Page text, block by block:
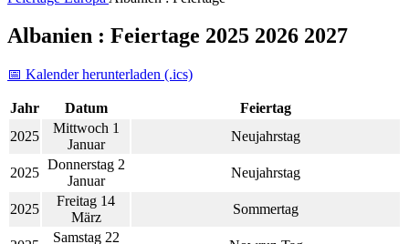
Albanien : Feiertage 2025 2026 2027
📅 Kalender herunterladen (.ics)
Jahr Datum
Feiertag
2025
Mittwoch 1
Januar
Neujahrstag
2025
Donnerstag 2
Januar
Neujahrstag
2025
Freitag 14
März
Sommertag
Samstag 22